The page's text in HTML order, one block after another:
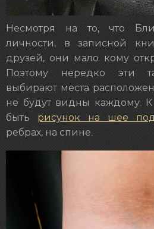
Несмотря на то, что
личности, в записной
друзей, они мало кому
Поэтому нередко эти
выбирают места
не будут видны каждому.
быть рисунок на шее
ребрах, на спине.